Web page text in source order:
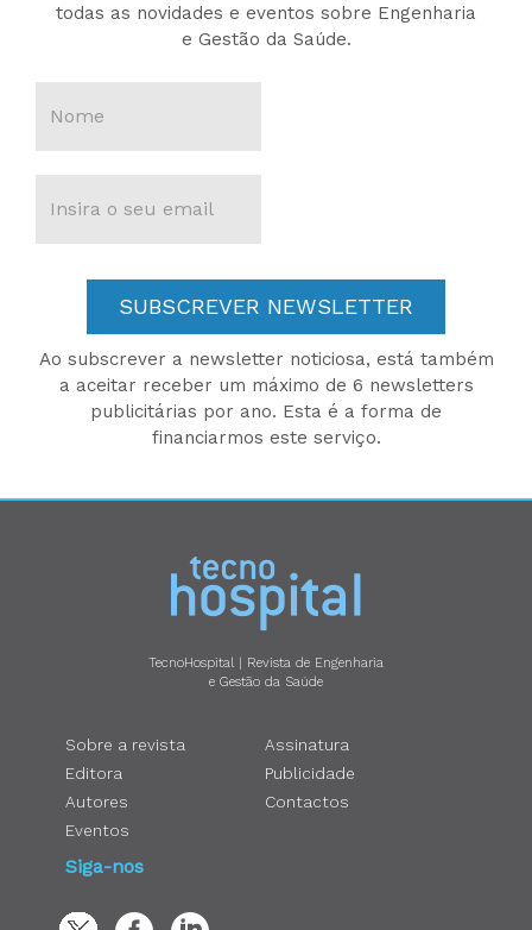
todas as novidades e eventos sobre Engenharia
e Gestão da Saúde.
SUBSCREVER NEWSLETTER
Ao subscrever a newsletter noticiosa, está também
a aceitar receber um máximo de 6 newsletters
publicitárias por ano. Esta é a forma de
financiarmos este serviço.
TecnoHospital | Revista de Engenharia
e Gestão da Saúde
Sobre a revista
Editora
Autores
Eventos
Assinatura
Publicidade
Contactos
Siga-nos